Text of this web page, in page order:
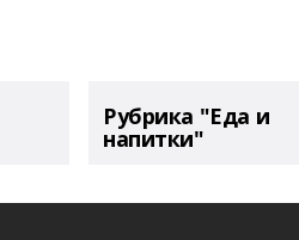
Рубрика "Еда и
напитки"